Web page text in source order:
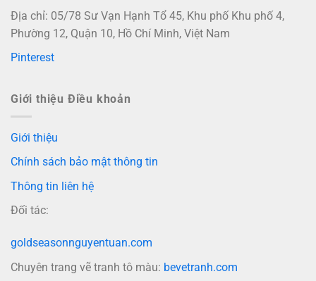
Địa chỉ: 05/78 Sư Vạn Hạnh Tổ 45, Khu phố Khu phố 4,
Phường 12, Quận 10, Hồ Chí Minh, Việt Nam
Pinterest
Giới thiệu Điều khoản
Giới thiệu
Chính sách bảo mật thông tin
Thông tin liên hệ
Đối tác:
goldseasonnguyentuan.com
Chuyên trang vẽ tranh tô màu: bevetranh.com